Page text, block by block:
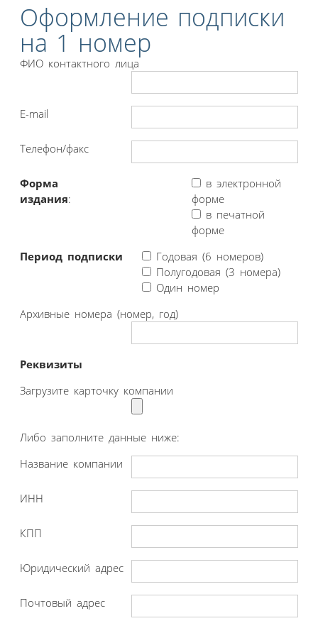
Оформление подписки
на 1 номер
ФИО контактного лица
E-mail
Телефон/факс
Форма
издания:
в электронной
форме
в печатной
форме
Период подписки
Годовая (6 номеров)
Полугодовая (3 номера)
Один номер
Архивные номера (номер, год)
Реквизиты
Загрузите карточку компании
Либо заполните данные ниже:
Название компании
ИНН
КПП
Юридический адрес
Почтовый адрес